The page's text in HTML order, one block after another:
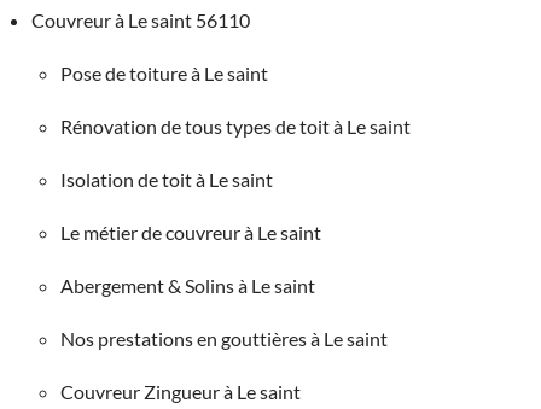
Couvreur à Le saint 56110
Pose de toiture à Le saint
Rénovation de tous types de toit à Le saint
Isolation de toit à Le saint
Le métier de couvreur à Le saint
Abergement & Solins à Le saint
Nos prestations en gouttières à Le saint
Couvreur Zingueur à Le saint